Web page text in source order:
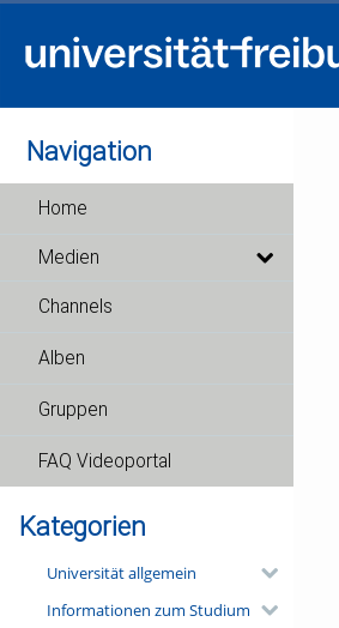
Navigation
Home
Medien
Channels
Alben
Gruppen
FAQ Videoportal
Kategorien
Universität allgemein
Informationen zum Studium